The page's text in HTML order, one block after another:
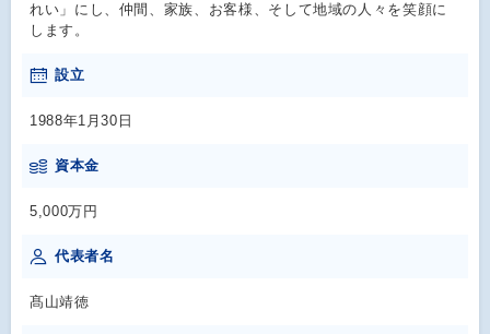
れい」にし、仲間、家族、お客様、そして地域の人々を笑顔に
します。
設立
1988年1月30日
資本金
5,000万円
代表者名
髙山靖徳